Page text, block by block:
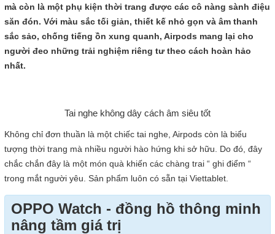
mà còn là một phụ kiện thời trang được các cô nàng sành điệu
săn đón. Với màu sắc tối giản, thiết kế nhỏ gọn và âm thanh
sắc sảo, chống tiếng ồn xung quanh, Airpods mang lại cho
người đeo những trải nghiệm riêng tư theo cách hoàn hảo
nhất.
Tai nghe không dây cách âm siêu tốt
Không chỉ đơn thuần là một chiếc tai nghe, Airpods còn là biểu
tượng thời trang mà nhiều người hào hứng khi sở hữu. Do đó, đây
chắc chắn đây là một món quà khiến các chàng trai “ ghi điểm “
trong mắt người yêu. Sản phẩm luôn có sẵn tại Viettablet.
OPPO Watch - đồng hồ thông minh
nâng tầm giá trị